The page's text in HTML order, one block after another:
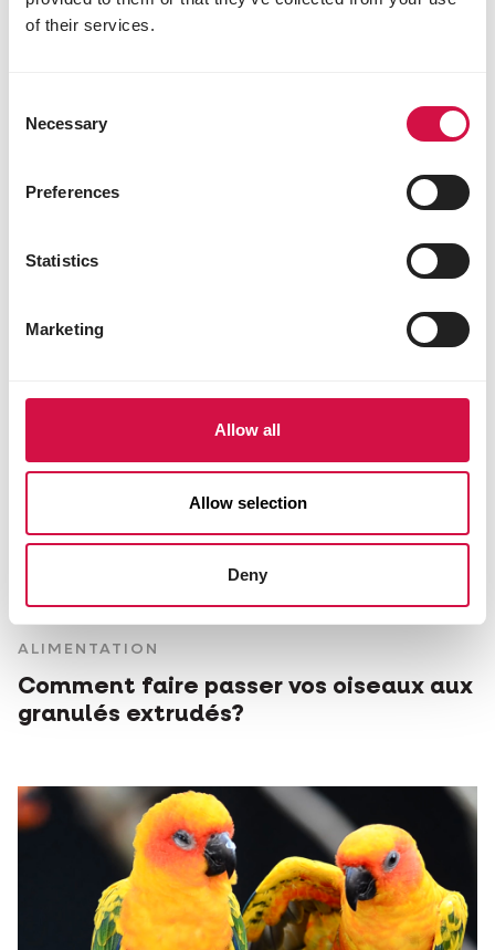
of their services.
Selection
Necessary
Preferences
Statistics
Marketing
Allow all
Allow selection
Deny
Pourquoi faut-il introduire les
ALIMENTATION
Comment faire passer vos oiseaux aux
granulés extrudés?